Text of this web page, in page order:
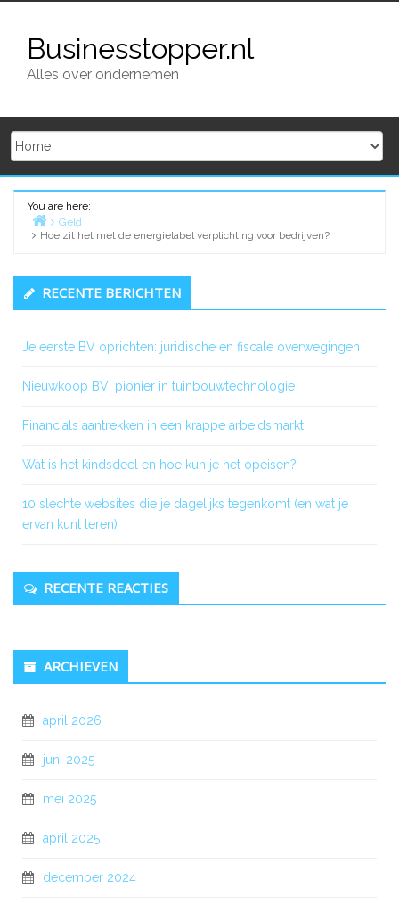
contentBusinesstopper.nl
Alles over ondernemen
You are here:
Home
Geld
Hoe zit het met de energielabel verplichting voor bedrijven?
Primary
Sidebar
RECENTE BERICHTEN
Je eerste BV oprichten: juridische en fiscale overwegingen
Nieuwkoop BV: pionier in tuinbouwtechnologie
Financials aantrekken in een krappe arbeidsmarkt
Wat is het kindsdeel en hoe kun je het opeisen?
10 slechte websites die je dagelijks tegenkomt (en wat je
ervan kunt leren)
RECENTE REACTIES
ARCHIEVEN
april 2026
juni 2025
mei 2025
april 2025
december 2024